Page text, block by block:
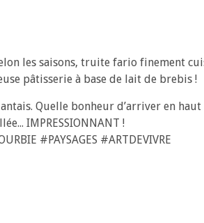
les saisons, truite fario finement
pâtisserie à base de lait de brebis !
Quelle bonheur d’arriver en
IMPRESSIONNANT !
#PAYSAGES #ARTDEVIVRE